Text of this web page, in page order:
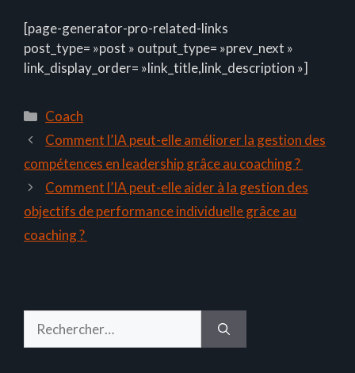
[page-generator-pro-related-links
post_type= »post » output_type= »prev_next »
link_display_order= »link_title,link_description »]
Catégories
Coach
Comment l’IA peut-elle améliorer la gestion des
compétences en leadership grâce au coaching ?
Comment l’IA peut-elle aider à la gestion des
objectifs de performance individuelle grâce au
coaching ?